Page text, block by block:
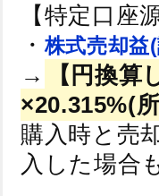
【特定口座
・ 株式売却益
→
【円換
×20.315%(
購入時と売
入した場合